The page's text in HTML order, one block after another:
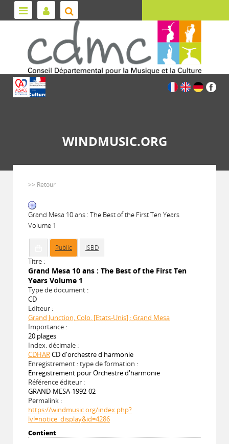
WINDMUSIC.ORG
>> Retour
Grand Mesa 10 ans : The Best of the First Ten Years
Volume 1
Public ISBD
Titre :
Grand Mesa 10 ans : The Best of the First Ten
Years Volume 1
Type de document :
CD
Editeur :
Grand Junction, Colo. [Etats-Unis] : Grand Mesa
Importance :
20 plages
Index. décimale :
CDHARCD d'orchestre d'harmonie
Enregistrement : type de formation :
Enregistrement pour Orchestre d'harmonie
Référence éditeur :
GRAND-MESA-1992-02
Permalink :
https://windmusic.org/index.php?
lvl=notice_display&id=4286
Contient